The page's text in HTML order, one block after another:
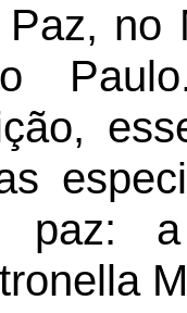
no
paz: a